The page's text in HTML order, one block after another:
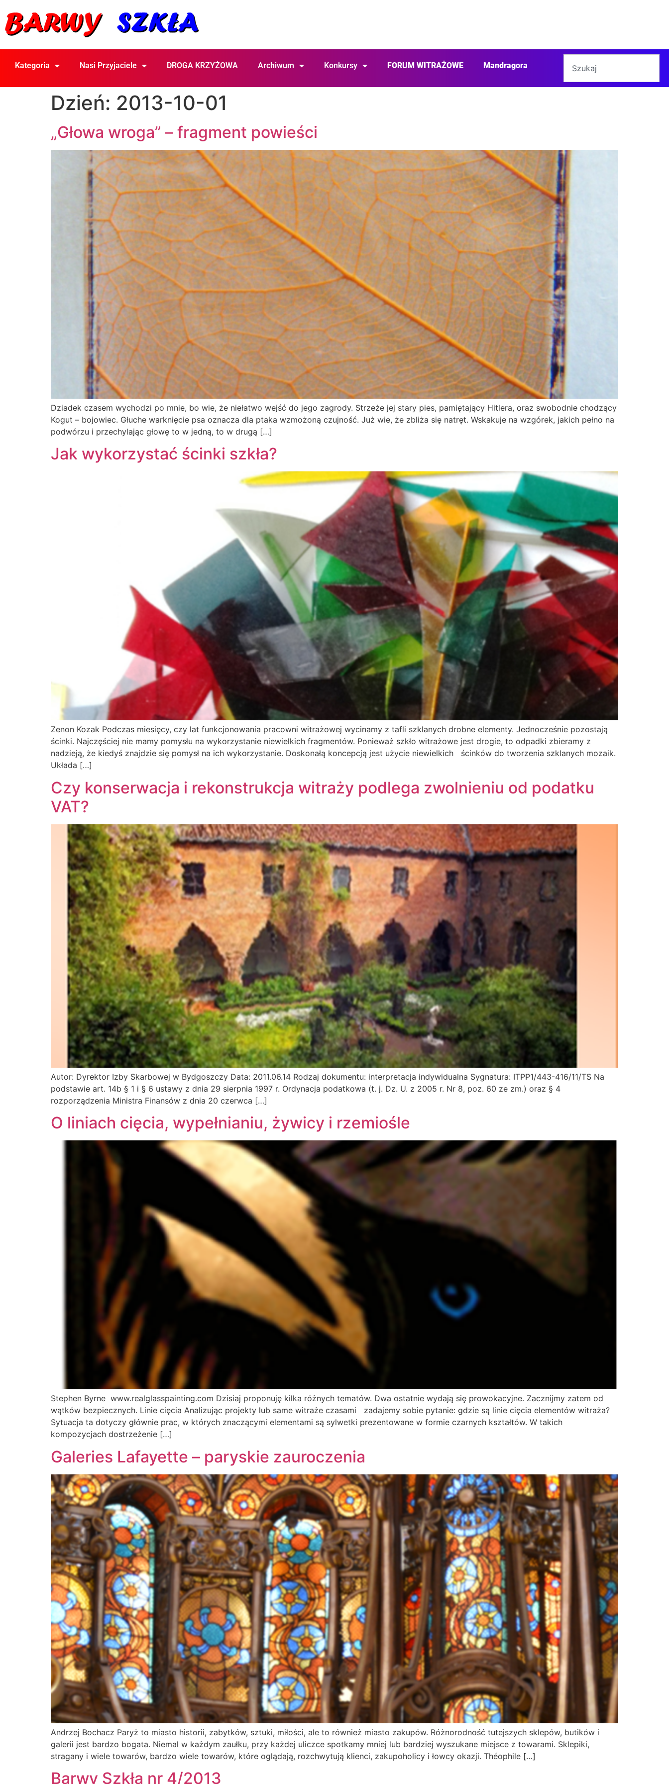
Kategoria Nasi Przyjaciele DROGA KRZYŻOWA Archiwum Konkursy FORUM WITRAŻOWE Mandragora
Dzień: 2013-10-01
„Głowa wroga” – fragment powieści
Dziadek czasem wychodzi po mnie, bo wie, że niełatwo wejść do jego zagrody. Strzeże jej stary pies, pamiętający Hitlera, oraz swobodnie chodzący
Kogut – bojowiec. Głuche warknięcie psa oznacza dla ptaka wzmożoną czujność. Już wie, że zbliża się natręt. Wskakuje na wzgórek, jakich pełno na
podwórzu i przechylając głowę to w jedną, to w drugą […]
Jak wykorzystać ścinki szkła?
Zenon Kozak Podczas miesięcy, czy lat funkcjonowania pracowni witrażowej wycinamy z tafli szklanych drobne elementy. Jednocześnie pozostają
ścinki. Najczęściej nie mamy pomysłu na wykorzystanie niewielkich fragmentów. Ponieważ szkło witrażowe jest drogie, to odpadki zbieramy z
nadzieją, że kiedyś znajdzie się pomysł na ich wykorzystanie. Doskonałą koncepcją jest użycie niewielkich ścinków do tworzenia szklanych mozaik.
Układa […]
Czy konserwacja i rekonstrukcja witraży podlega zwolnieniu od podatku
VAT?
Autor: Dyrektor Izby Skarbowej w Bydgoszczy Data: 2011.06.14 Rodzaj dokumentu: interpretacja indywidualna Sygnatura: ITPP1/443-416/11/TS Na
podstawie art. 14b § 1 i § 6 ustawy z dnia 29 sierpnia 1997 r. Ordynacja podatkowa (t. j. Dz. U. z 2005 r. Nr 8, poz. 60 ze zm.) oraz § 4
rozporządzenia Ministra Finansów z dnia 20 czerwca […]
O liniach cięcia, wypełnianiu, żywicy i rzemiośle
Stephen Byrne www.realglasspainting.com Dzisiaj proponuję kilka różnych tematów. Dwa ostatnie wydają się prowokacyjne. Zacznijmy zatem od
wątków bezpiecznych. Linie cięcia Analizując projekty lub same witraże czasami zadajemy sobie pytanie: gdzie są linie cięcia elementów witraża?
Sytuacja ta dotyczy głównie prac, w których znaczącymi elementami są sylwetki prezentowane w formie czarnych kształtów. W takich
kompozycjach dostrzeżenie […]
Galeries Lafayette – paryskie zauroczenia
Andrzej Bochacz Paryż to miasto historii, zabytków, sztuki, miłości, ale to również miasto zakupów. Różnorodność tutejszych sklepów, butików i
galerii jest bardzo bogata. Niemal w każdym zaułku, przy każdej uliczce spotkamy mniej lub bardziej wyszukane miejsce z towarami. Sklepiki,
stragany i wiele towarów, bardzo wiele towarów, które oglądają, rozchwytują klienci, zakupoholicy i łowcy okazji. Théophile […]
Barwy Szkła nr 4/2013